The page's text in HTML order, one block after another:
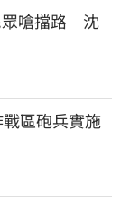
嗆擋路　沈
區砲兵實施